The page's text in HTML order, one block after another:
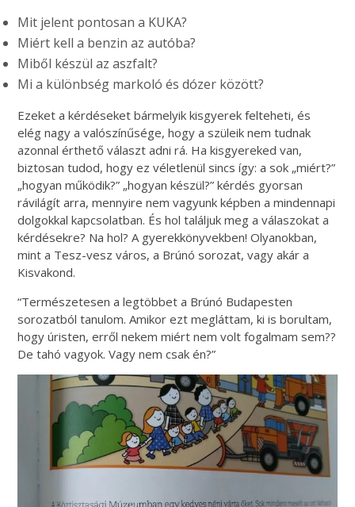
Mit jelent pontosan a KUKA?
Miért kell a benzin az autóba?
Miből készül az aszfalt?
Mi a különbség markoló és dózer között?
Ezeket a kérdéseket bármelyik kisgyerek felteheti, és
elég nagy a valószínűsége, hogy a szüleik nem tudnak
azonnal érthető választ adni rá. Ha kisgyereked van,
biztosan tudod, hogy ez véletlenül sincs így: a sok „miért?”
„hogyan működik?” „hogyan készül?” kérdés gyorsan
rávilágít arra, mennyire nem vagyunk képben a mindennapi
dolgokkal kapcsolatban. És hol találjuk meg a válaszokat a
kérdésekre? Na hol? A gyerekkönyvekben! Olyanokban,
mint a Tesz-vesz város, a Brúnó sorozat, vagy akár a
Kisvakond.
“Természetesen a legtöbbet a Brúnó Budapesten
sorozatból tanulom. Amikor ezt megláttam, ki is borultam,
hogy úristen, erről nekem miért nem volt fogalmam sem??
De tahó vagyok. Vagy nem csak én?”